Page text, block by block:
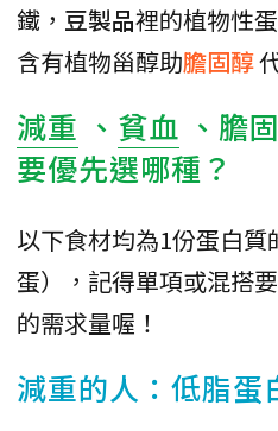
鐵， 豆製品裡的植物性
含有植物甾醇助膽固醇
減重 、 貧血 、膽
要優先選哪種？
以下食材均為1份蛋白質
蛋），記得單項或混搭
的需求量喔！
減重的人：低脂蛋